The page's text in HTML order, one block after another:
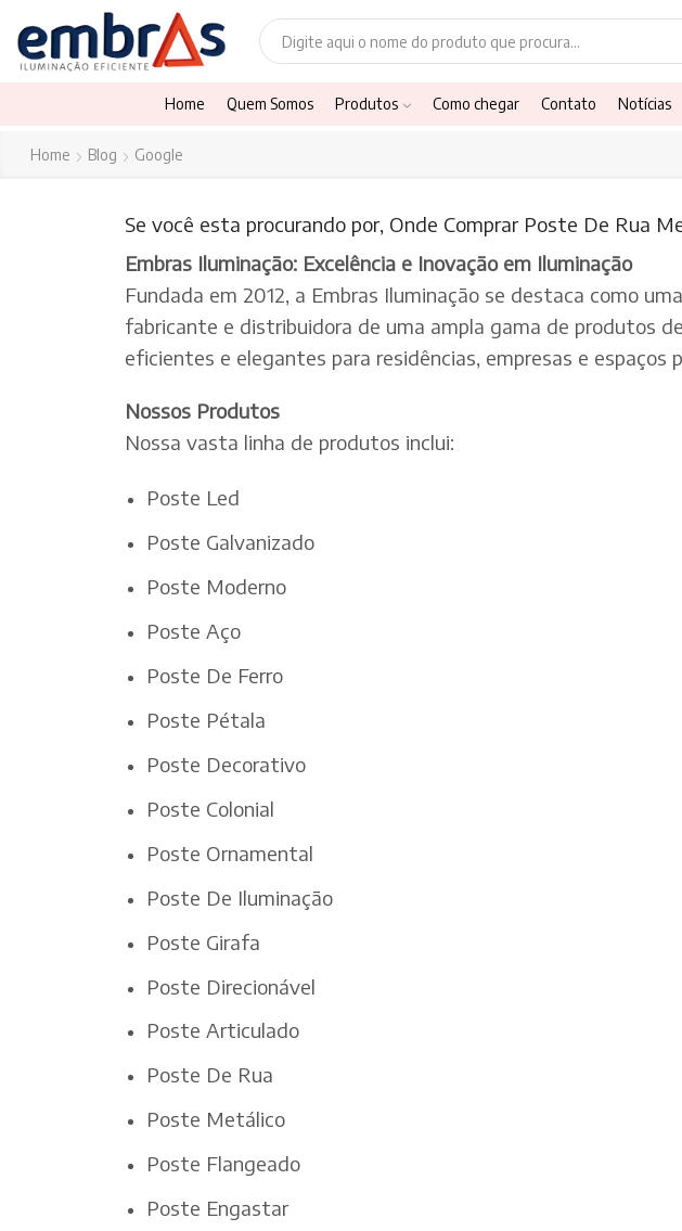
Home Quem Somos Produtos Como chegar Contato Notícias
Home Blog Google
Se você esta procurando por, Onde Comprar Poste De Rua
Embras Iluminação: Excelência e Inovação em Iluminação
Fundada em 2012, a Embras Iluminação se destaca como
fabricante e distribuidora de uma ampla gama de produtos
eficientes e elegantes para residências, empresas e espaços
Nossos Produtos
Nossa vasta linha de produtos inclui:
Poste Led
Poste Galvanizado
Poste Moderno
Poste Aço
Poste De Ferro
Poste Pétala
Poste Decorativo
Poste Colonial
Poste Ornamental
Poste De Iluminação
Poste Girafa
Poste Direcionável
Poste Articulado
Poste De Rua
Poste Metálico
Poste Flangeado
Poste Engastar